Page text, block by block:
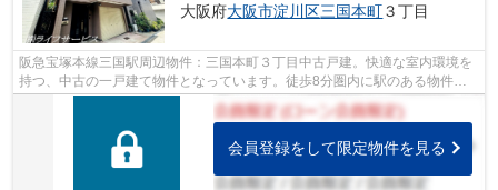
大阪府大阪市淀川区三国本町３丁目
阪急宝塚本線三国駅周辺物件：三国本町３丁目中古戸建。快適な室内環境を
持つ、中古の一戸建て物件となっています。徒歩8分圏内に駅のある物件で
す。ライフサービスがご提供する、大阪...
会員登録をして限定物件を見る